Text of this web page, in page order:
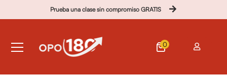
Prueba una clase sin compromiso GRATIS
0